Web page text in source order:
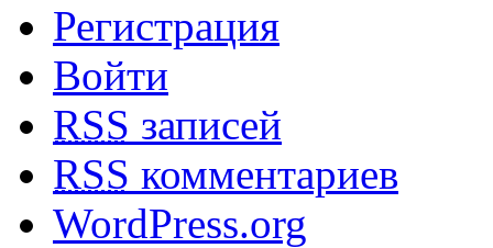
Регистрация
Войти
RSS записей
RSS комментариев
WordPress.org